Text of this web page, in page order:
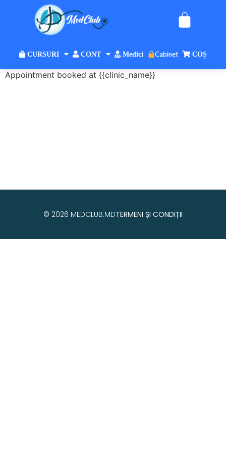
CURSURI CONT Medici Cabinet COȘ
Appointment booked at {{clinic_name}}
© 2026 MEDCLUB.MDTERMENI ȘI CONDIȚII